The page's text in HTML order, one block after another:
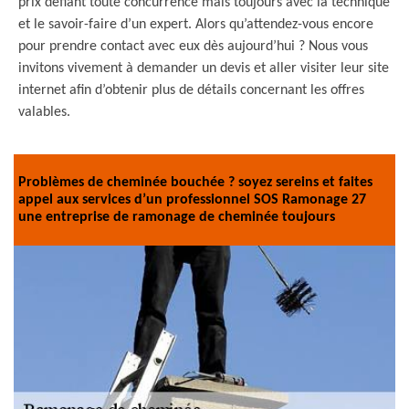
et le savoir-faire d’un expert. Alors qu’attendez-vous encore
pour prendre contact avec eux dès aujourd’hui ? Nous vous
invitons vivement à demander un devis et aller visiter leur site
internet afin d’obtenir plus de détails concernant les offres
valables.
Problèmes de cheminée bouchée ? soyez sereins et faites
appel aux services d’un professionnel SOS Ramonage 27
une entreprise de ramonage de cheminée toujours